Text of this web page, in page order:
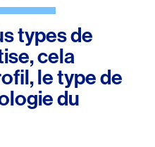
types de
cela
le type de
du